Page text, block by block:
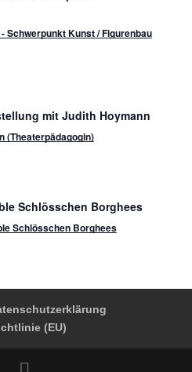
Schwerpunkt Kunst / Figurenbau
mit Judith Hoymann
(Theaterpädagogin)
Schlösschen Borghees
Schlösschen Borghees
(EU)